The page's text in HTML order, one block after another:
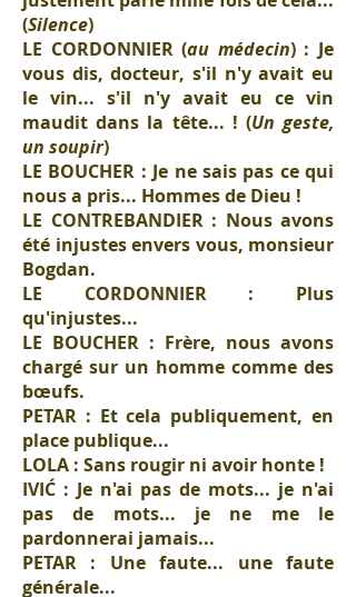
(Silence)
LE CORDONNIER (au médecin) : Je
vous dis, docteur, s'il n'y avait eu
le vin... s'il n'y avait eu ce vin
maudit dans la tête... ! (Un geste,
un soupir)
LE BOUCHER : Je ne sais pas ce qui
nous a pris... Hommes de Dieu !
LE CONTREBANDIER : Nous avons
été injustes envers vous, monsieur
Bogdan.
LE CORDONNIER : Plus
qu'injustes...
LE BOUCHER : Frère, nous avons
chargé sur un homme comme des
bœufs.
PETAR : Et cela publiquement, en
place publique...
LOLA : Sans rougir ni avoir honte !
IVIĆ : Je n'ai pas de mots... je n'ai
pas de mots... je ne me le
pardonnerai jamais...
PETAR : Une faute... une faute
générale...